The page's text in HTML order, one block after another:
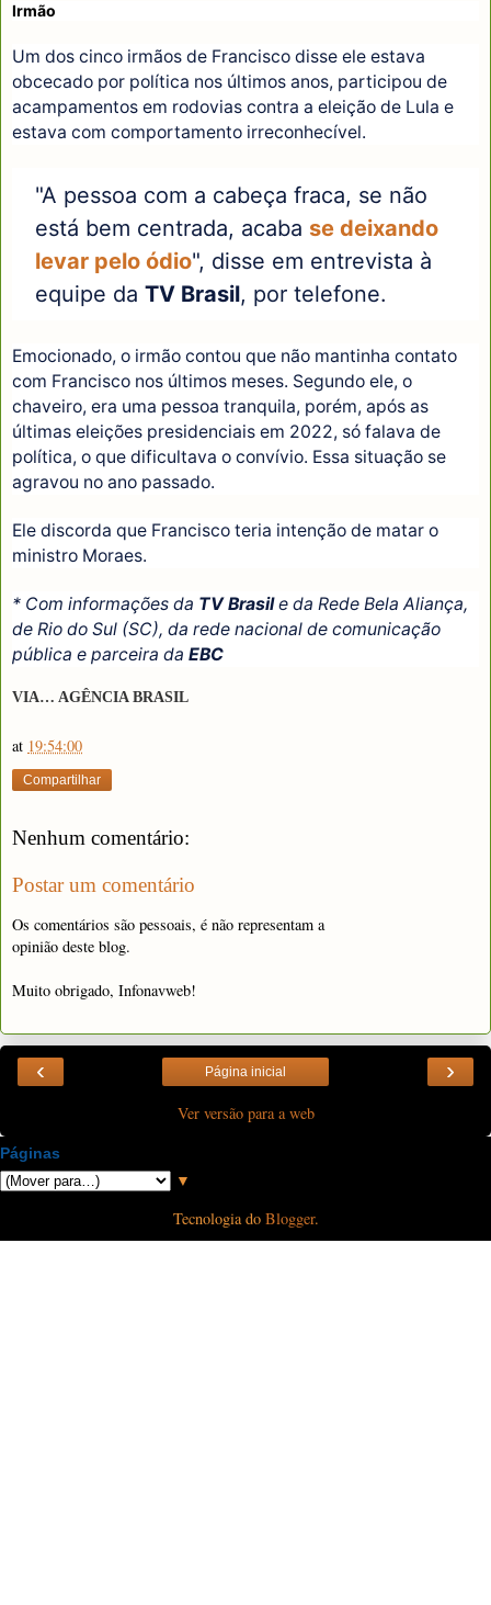
Irmão
Um dos cinco irmãos de Francisco disse ele estava
obcecado por política nos últimos anos, participou de
acampamentos em rodovias contra a eleição de Lula e
estava com comportamento irreconhecível.
"A pessoa com a cabeça fraca, se não
está bem centrada, acaba se deixando
levar pelo ódio", disse em entrevista à
equipe da TV Brasil, por telefone.
Emocionado, o irmão contou que não mantinha contato
com Francisco nos últimos meses. Segundo ele, o
chaveiro, era uma pessoa tranquila, porém, após as
últimas eleições presidenciais em 2022, só falava de
política, o que dificultava o convívio. Essa situação se
agravou no ano passado.
Ele discorda que Francisco teria intenção de matar o
ministro Moraes.
* Com informações da TV Brasile da Rede Bela Aliança,
de Rio do Sul (SC), da rede nacional de comunicação
pública e parceira da EBC
VIA… AGÊNCIA BRASIL
at 19:54:00
Compartilhar
Nenhum comentário:
Postar um comentário
Os comentários são pessoais, é não representam a
opinião deste blog.
Muito obrigado, Infonavweb!
‹ ›
Página inicial
Ver versão para a web
Páginas
▼
Tecnologia do Blogger.